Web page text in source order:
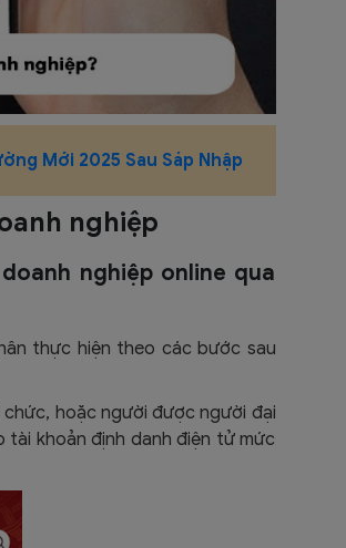
Mới 2025 Sau Sáp Nhập
nghiệp
nghiệp online qua
thực hiện theo các bước sau
hoặc người được người đại
khoản định danh điện tử mức